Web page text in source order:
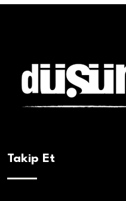
Takip Et